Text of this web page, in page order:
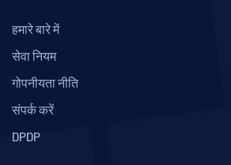
हमारे बारे में
सेवा नियम
गोपनीयता नीति
संपर्क करें
DPDP